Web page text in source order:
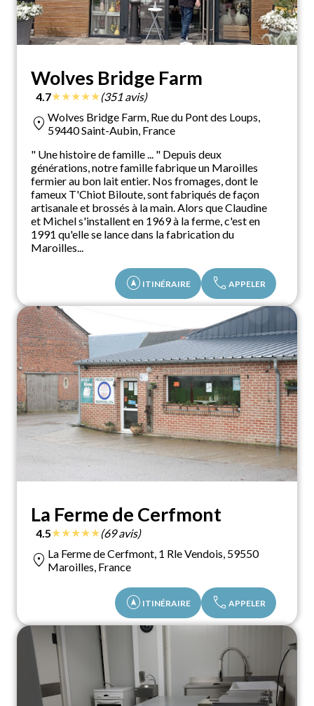
Wolves Bridge Farm
4.7★★★★★(351 avis)
location_on Wolves Bridge Farm, Rue du Pont des Loups,
59440 Saint-Aubin, France
" Une histoire de famille ... " Depuis deux
générations, notre famille fabrique un Maroilles
fermier au bon lait entier. Nos fromages, dont le
fameux T'Chiot Biloute, sont fabriqués de façon
artisanale et brossés à la main. Alors que Claudine
et Michel s'installent en 1969 à la ferme, c'est en
1991 qu'elle se lance dans la fabrication du
Maroilles...
assistant_navigation ITINÉRAIRE call APPELER
La Ferme de Cerfmont
4.5★★★★★(69 avis)
location_on La Ferme de Cerfmont, 1 Rle Vendois, 59550
Maroilles, France
assistant_navigation ITINÉRAIRE call APPELER